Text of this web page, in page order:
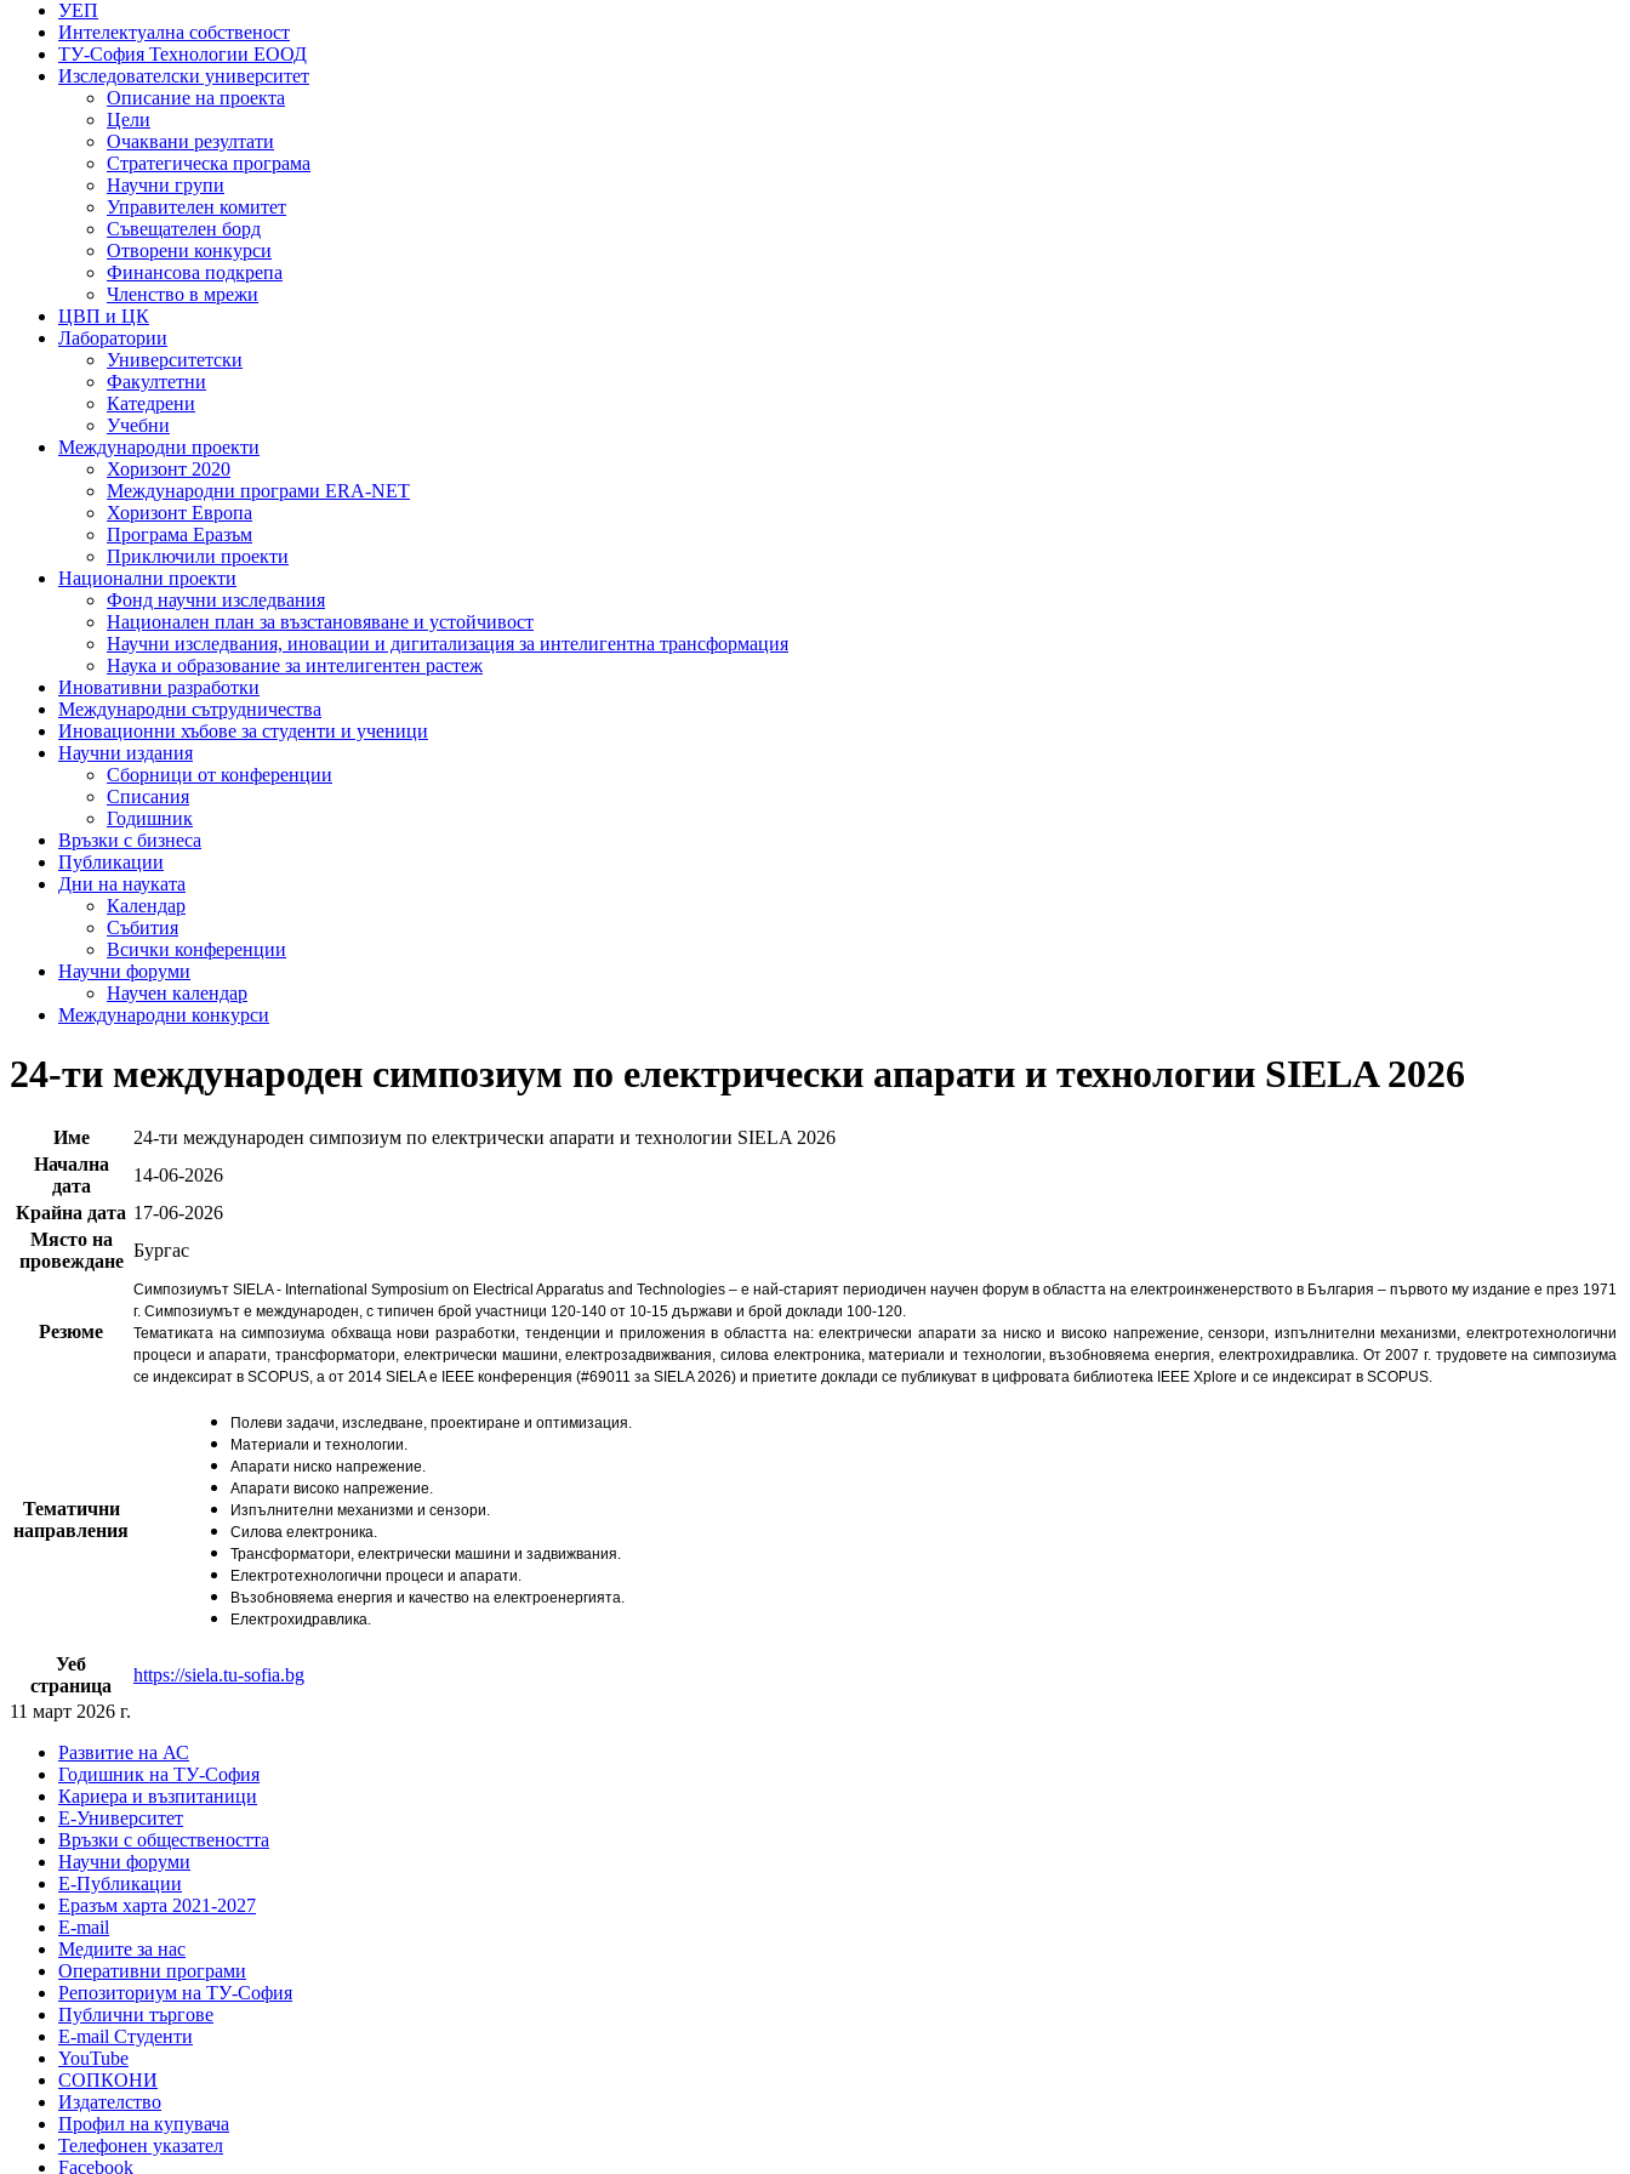
УЕП
Интелектуална собственост
ТУ-София Технологии ЕООД
Изследователски университет
Описание на проекта
Цели
Очаквани резултати
Стратегическа програма
Научни групи
Управителен комитет
Съвещателен борд
Отворени конкурси
Финансова подкрепа
Членство в мрежи
ЦВП и ЦК
Лаборатории
Университетски
Факултетни
Катедрени
Учебни
Международни проекти
Хоризонт 2020
Международни програми ERA-NET
Хоризонт Европа
Програма Еразъм
Приключили проекти
Национални проекти
Фонд научни изследвания
Национален план за възстановяване и устойчивост
Научни изследвания, иновации и дигитализация за интелигентна трансформация
Наука и образование за интелигентен растеж
Иновативни разработки
Международни сътрудничества
Иновационни хъбове за студенти и ученици
Научни издания
Сборници от конференции
Списания
Годишник
Връзки с бизнеса
Публикации
Дни на науката
Календар
Събития
Всички конференции
Научни форуми
Научен календар
Международни конкурси
24-ти международен симпозиум по електрически апарати и технологии SIELA 2026
Име
24-ти международен симпозиум по електрически апарати и технологии SIELA 2026
Начална
дата
14-06-2026
Крайна дата 17-06-2026
Място на
провеждане
Бургас
Резюме
Симпозиумът SIELA - International Symposium on Electrical Apparatus and Technologies – е най-старият периодичен научен форум в областта на електроинженерството в България – първото му издание е през 1971
г. Симпозиумът е международен, с типичен брой участници 120-140 от 10-15 държави и брой доклади 100-120.
Тематиката на симпозиума обхваща нови разработки, тенденции и приложения в областта на: електрически апарати за ниско и високо напрежение, сензори, изпълнителни механизми, електротехнологични
процеси и апарати, трансформатори, електрически машини, електрозадвижвания, силова електроника, материали и технологии, възобновяема енергия, електрохидравлика. От 2007 г. трудовете на симпозиума
се индексират в SCOPUS, а от 2014 SIELA е IEEE конференция (#69011 за SIELA 2026) и приетите доклади се публикуват в цифровата библиотека IEEE Xplore и се индексират в SCOPUS.
Тематични
направления
Полеви задачи, изследване, проектиране и оптимизация.
Материали и технологии.
Апарати ниско напрежение.
Апарати високо напрежение.
Изпълнителни механизми и сензори.
Силова електроника.
Трансформатори, електрически машини и задвижвания.
Електротехнологични процеси и апарати.
Възобновяема енергия и качество на електроенергията.
Електрохидравлика.
Уеб
страница
https://siela.tu-sofia.bg
11 март 2026 г.
Развитие на АС
Годишник на ТУ-София
Кариера и възпитаници
Е-Университет
Връзки с обществеността
Научни форуми
Е-Публикации
Еразъм харта 2021-2027
E-mail
Медиите за нас
Оперативни програми
Репозиториум на ТУ-София
Публични търгове
Е-mail Студенти
YouTube
СОПКОНИ
Издателство
Профил на купувача
Телефонен указател
Facebook